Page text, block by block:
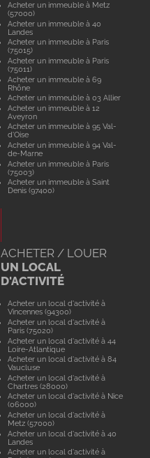
Acheter un immeuble à Metz
(57000)
Acheter un immeuble à 40
Landes
Acheter un immeuble à Paris
(75015)
Acheter un immeuble à Paris
(75011)
Acheter un immeuble à 69
Rhône
Acheter un immeuble à 03 Allier
Acheter un immeuble à 12
Aveyron
Acheter un immeuble à 95 Val-
d'Oise
Acheter un immeuble à 94 Val-
de-Marne
Acheter un immeuble à Paris
(75003)
Acheter un immeuble à Saint
Denis (97400)
ACHETER / LOUER
UN LOCAL
D'ACTIVITÉ
Acheter un local d'activité à
Vincennes (94300)
Acheter un local d'activité à
Paris (75020)
Acheter un local d'activité à 44
Loire-Atlantique
Acheter un local d'activité à 84
Vaucluse
Acheter un local d'activité à
Chartres (28000)
Acheter un local d'activité à Nice
(06000)
Acheter un local d'activité à
Metz (57000)
Acheter un local d'activité à 40
Landes
Acheter un local d'activité à